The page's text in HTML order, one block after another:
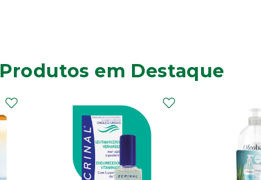
Produtos em Destaque